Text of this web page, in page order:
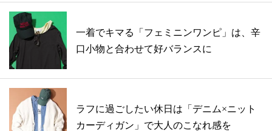
一着でキマる「フェミニンワンピ」は、辛
口小物と合わせて好バランスに
ラフに過ごしたい休日は「デニム×ニット
カーディガン」で大人のこなれ感を